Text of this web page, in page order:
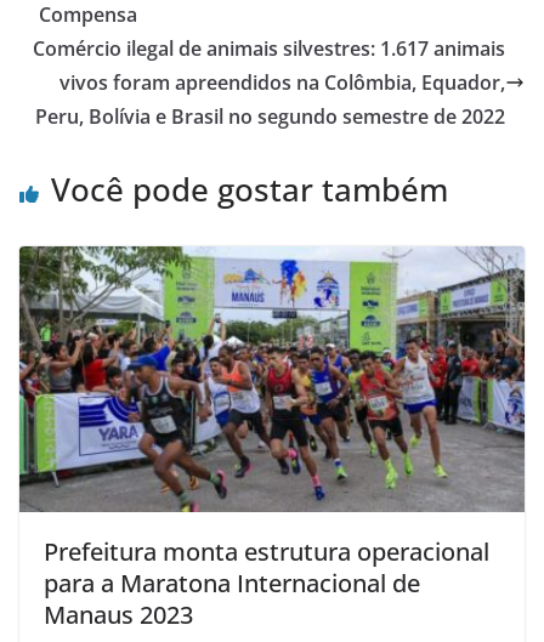
Compensa
Comércio ilegal de animais silvestres: 1.617 animais
vivos foram apreendidos na Colômbia, Equador,
Peru, Bolívia e Brasil no segundo semestre de 2022
Você pode gostar também
Prefeitura monta estrutura operacional
para a Maratona Internacional de
Manaus 2023